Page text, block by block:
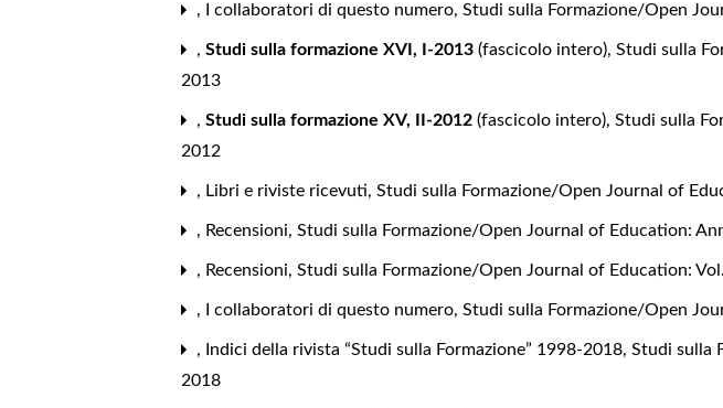
, I collaboratori di questo numero,Studi sulla Formazione/Open
,Studi sulla formazione XVI, I-2013 (fascicolo intero),Studi sulla
2013
,Studi sulla formazione XV, II-2012 (fascicolo intero),Studi sulla
2012
, Libri e riviste ricevuti,Studi sulla Formazione/Open Journal of
, Recensioni,Studi sulla Formazione/Open Journal of Education:
, Recensioni,Studi sulla Formazione/Open Journal of Education:
, I collaboratori di questo numero,Studi sulla Formazione/Open
, Indici della rivista “Studi sulla Formazione” 1998-2018,Studi sulla
2018